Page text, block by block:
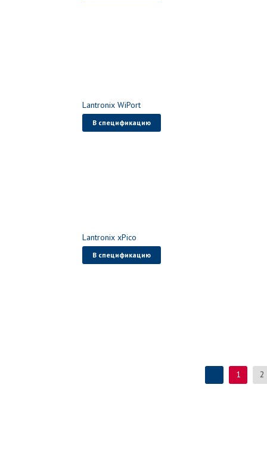
Lantronix WiPort
В спецификацию
Lantronix xPico
В спецификацию
1 2